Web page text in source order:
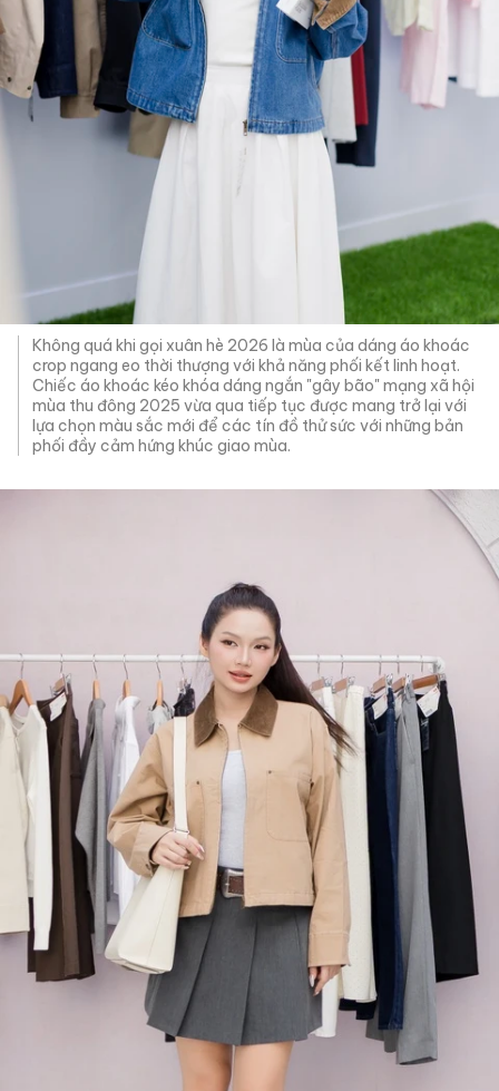
Không quá khi gọi xuân hè 2026 là mùa của dáng áo khoác
crop ngang eo thời thượng với khả năng phối kết linh hoạt.
Chiếc áo khoác kéo khóa dáng ngắn "gây bão" mạng xã hội
mùa thu đông 2025 vừa qua tiếp tục được mang trở lại với
lựa chọn màu sắc mới để các tín đồ thử sức với những bản
phối đầy cảm hứng khúc giao mùa.